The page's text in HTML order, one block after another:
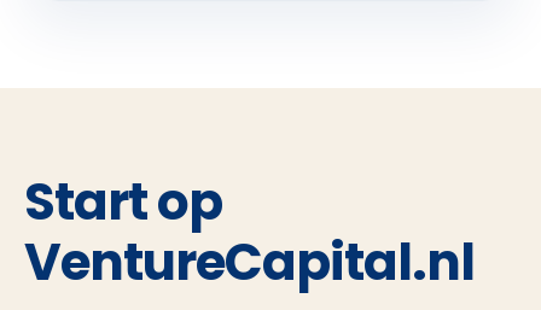
Start op
VentureCapital.nl